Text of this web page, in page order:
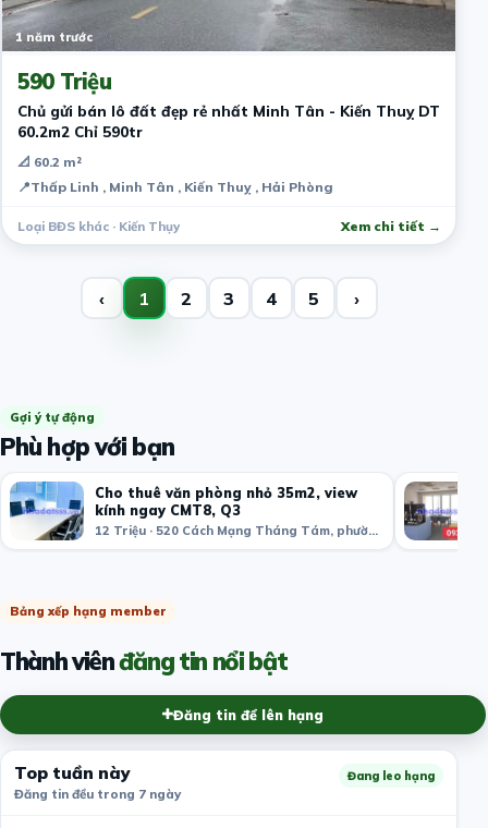
1 năm trước
590 Triệu
Chủ gửi bán lô đất đẹp rẻ nhất Minh Tân - Kiến Thuỵ DT
60.2m2 Chỉ 590tr
📐 60.2 m²
📍Thấp Linh , Minh Tân , Kiến Thuỵ , Hải Phòng
Loại BĐS khác · Kiến Thụy Xem chi tiết →
‹ 1 2 3 4 5 ›
Gợi ý tự động
Phù hợp với bạn
Cho thuê văn phòng nhỏ 35m2, view
kính ngay CMT8, Q3
12 Triệu · 520 Cách Mạng Tháng Tám, phường 11, Quận 3, Thành phố Hồ Chí Minh, Việt Nam
Bảng xếp hạng member
Thành viênđăng tin nổi bật
Đăng tin để lên hạng
Top tuần này
Đăng tin đều trong 7 ngày
Đang leo hạng